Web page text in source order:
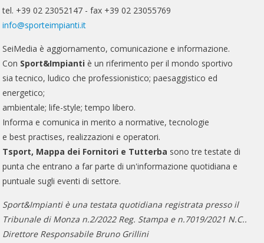
tel. +39 02 23052147 - fax +39 02 23055769
info@sporteimpianti.it
SeiMedia è aggiornamento, comunicazione e informazione.
Con Sport&Impianti è un riferimento per il mondo sportivo
sia tecnico, ludico che professionistico; paesaggistico ed
energetico;
ambientale; life-style; tempo libero.
Informa e comunica in merito a normative, tecnologie
e best practises, realizzazioni e operatori.
Tsport, Mappa dei Fornitori e Tutterba sono tre testate di
punta che entrano a far parte di un'informazione quotidiana e
puntuale sugli eventi di settore.
Sport&Impianti è una testata quotidiana registrata presso il
Tribunale di Monza n.2/2022 Reg. Stampa e n.7019/2021 N.C..
Direttore Responsabile Bruno Grillini